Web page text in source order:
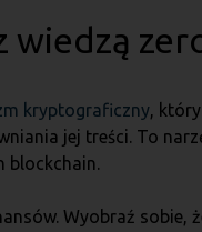
wiedzą
kryptograficzny,
jej treści. To
blockchain.
Wyobraź